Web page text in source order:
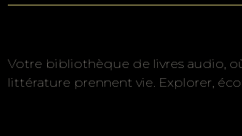
Votre bibliothèque de livres audio,
littérature prennent vie. Explorer,